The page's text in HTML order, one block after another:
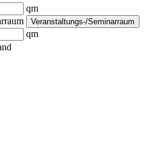
qm
Veranstaltungs-/Seminarraum
qm